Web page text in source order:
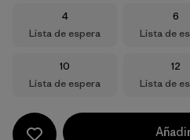
Talla
4
Lista de espera
Talla
6
Lista de
Talla
10
Lista de espera
Talla
12
Lista de